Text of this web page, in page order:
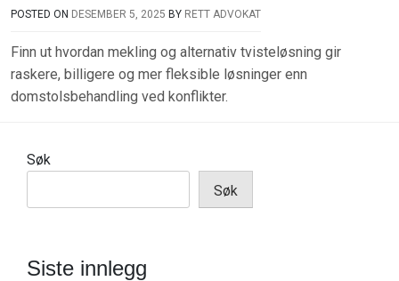
POSTED ON DESEMBER 5, 2025 BY RETT ADVOKAT
Finn ut hvordan mekling og alternativ tvisteløsning gir
raskere, billigere og mer fleksible løsninger enn
domstolsbehandling ved konflikter.
Søk
Søk
Siste innlegg